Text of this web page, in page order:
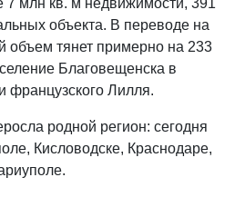
объекта. В переводе на
объем тянет примерно на 233
Благовещенска в
французского Лилля.
родной регион: сегодня
Кисловодске, Краснодаре,